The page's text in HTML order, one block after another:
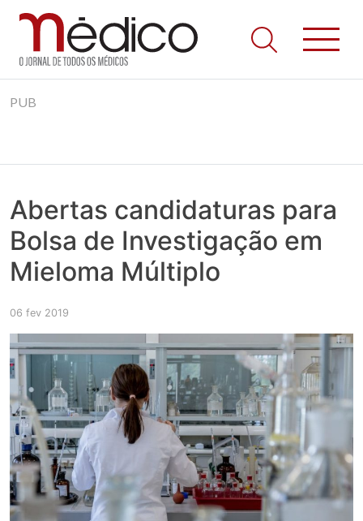
to
Jornal Médico
Médico – O Jornal de Todos os Médicos. Onde as notícias
realmente contam! Tudo o que se passa na Saúde!
PUB
Abertas candidaturas para
Bolsa de Investigação em
Mieloma Múltiplo
06 fev 2019